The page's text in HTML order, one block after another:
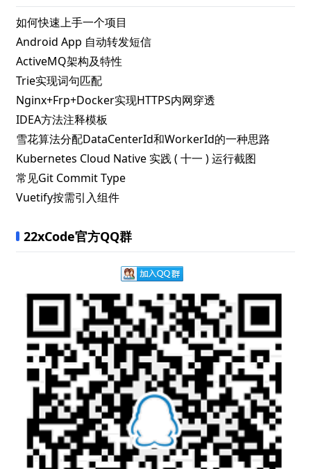
如何快速上手一个项目
Android App 自动转发短信
ActiveMQ架构及特性
Trie实现词句匹配
Nginx+Frp+Docker实现HTTPS内网穿透
IDEA方法注释模板
雪花算法分配DataCenterId和WorkerId的一种思路
Kubernetes Cloud Native 实践 ( 十一 ) 运行截图
常见Git Commit Type
Vuetify按需引入组件
22xCode官方QQ群